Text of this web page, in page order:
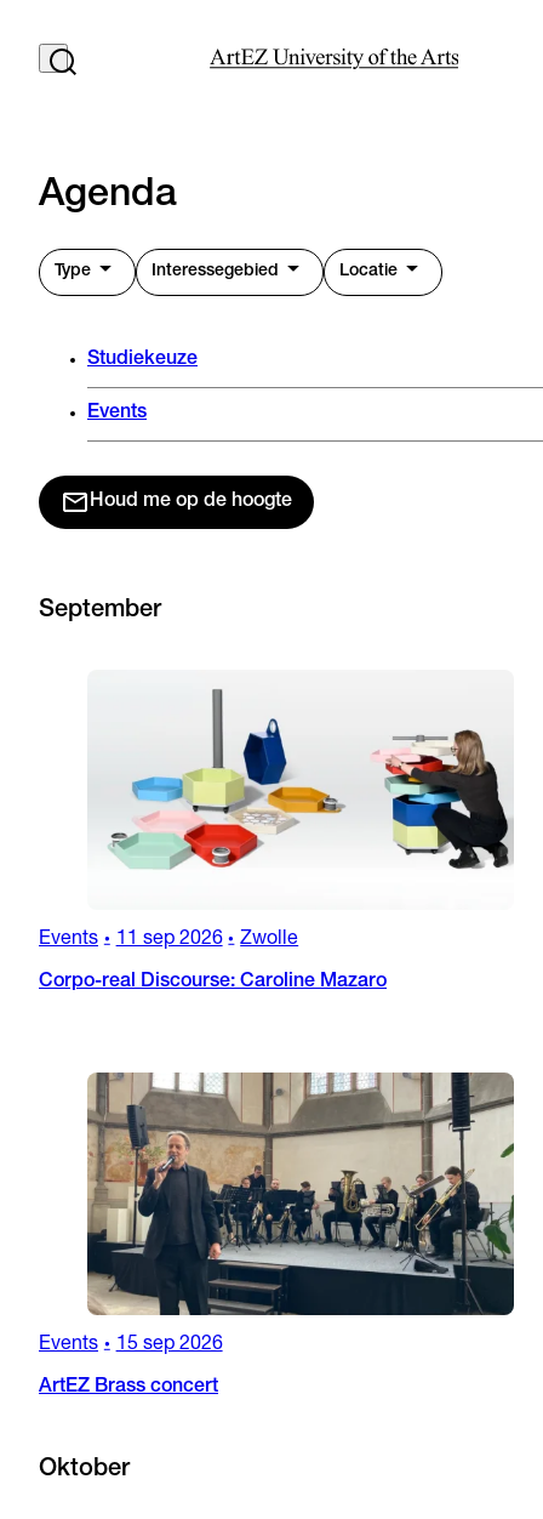
Agenda
Type Interessegebied Locatie
Studiekeuze
Events
Houd me op de hoogte
September
Events • 11 sep 2026 • Zwolle
Corpo-real Discourse: Caroline Mazaro
Events • 15 sep 2026
ArtEZ Brass concert
Oktober